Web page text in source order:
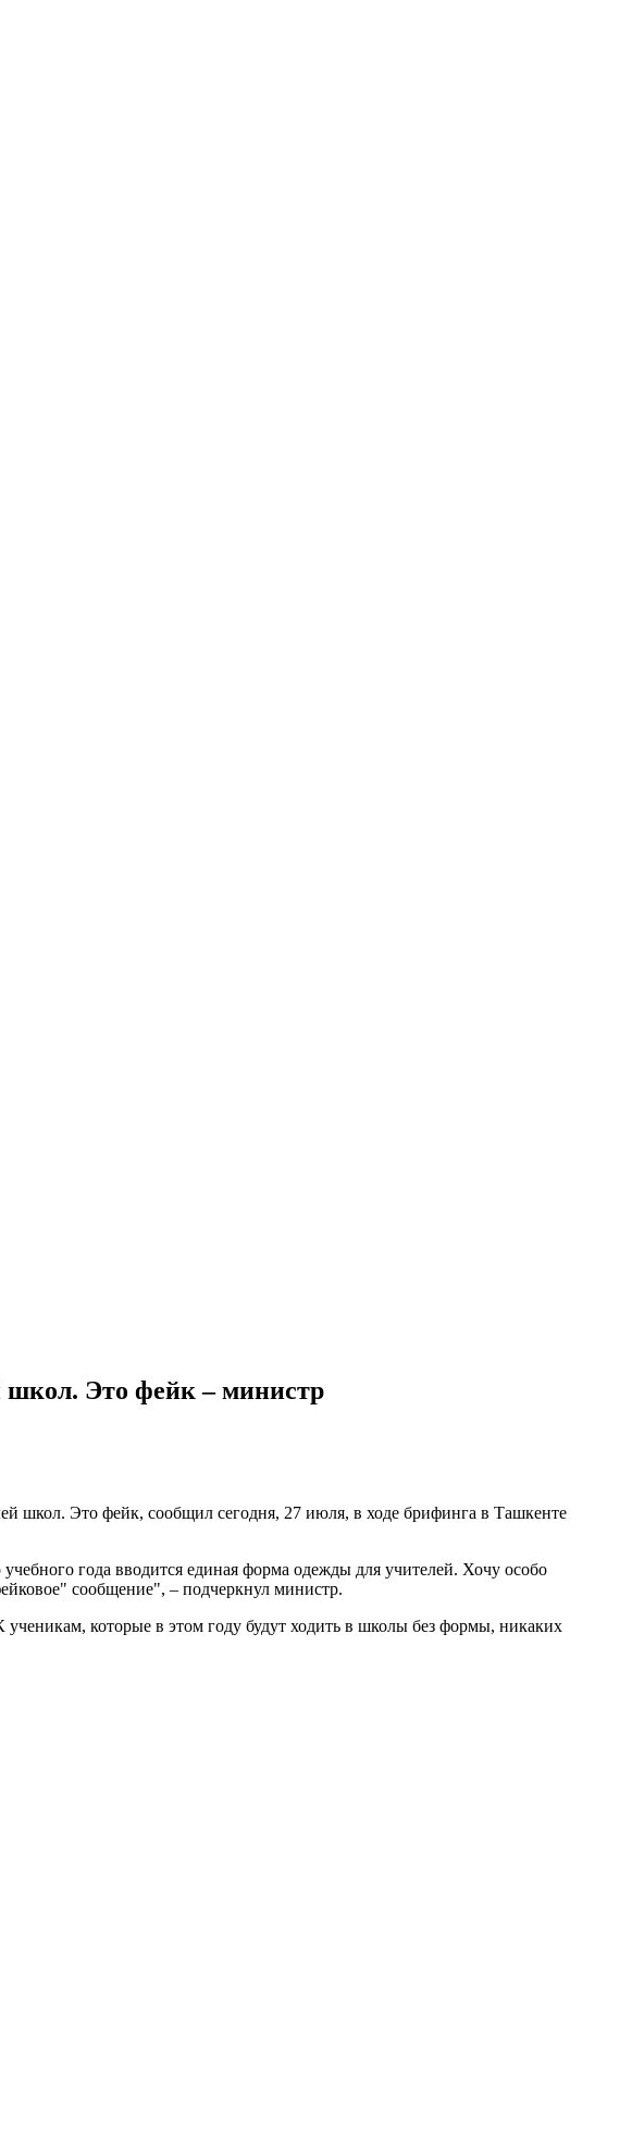
школ. Это фейк – министр
школ. Это фейк, сообщил сегодня, 27 июля, в ходе брифинга в Ташкенте
года вводится единая форма одежды для учителей. Хочу особо
сообщение", – подчеркнул министр.
которые в этом году будут ходить в школы без формы, никаких